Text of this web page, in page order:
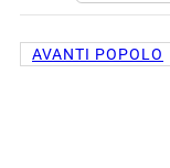
AVANTI POPOLO